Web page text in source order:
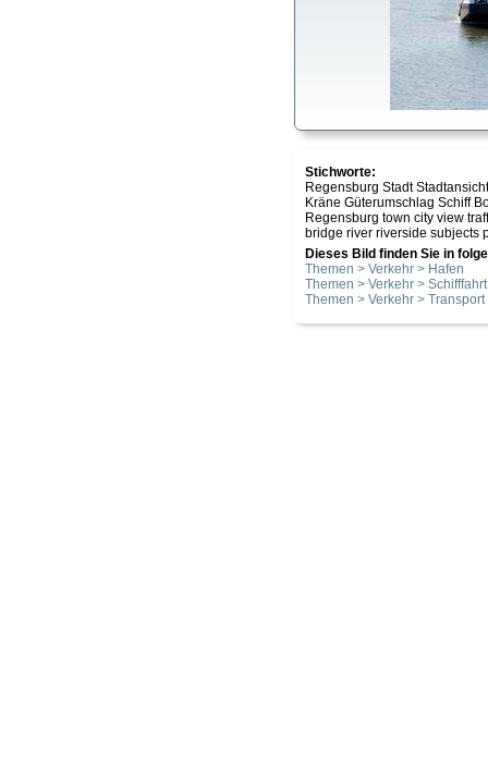
Stichworte:
Regensburg Stadt
Kräne Güterumschlag Schiff
Regensburg town city view
bridge river riverside subjects
Dieses Bild finden Sie in
Themen > Verkehr > Hafen
Themen > Verkehr > Schifffahrt
Themen > Verkehr > Transport